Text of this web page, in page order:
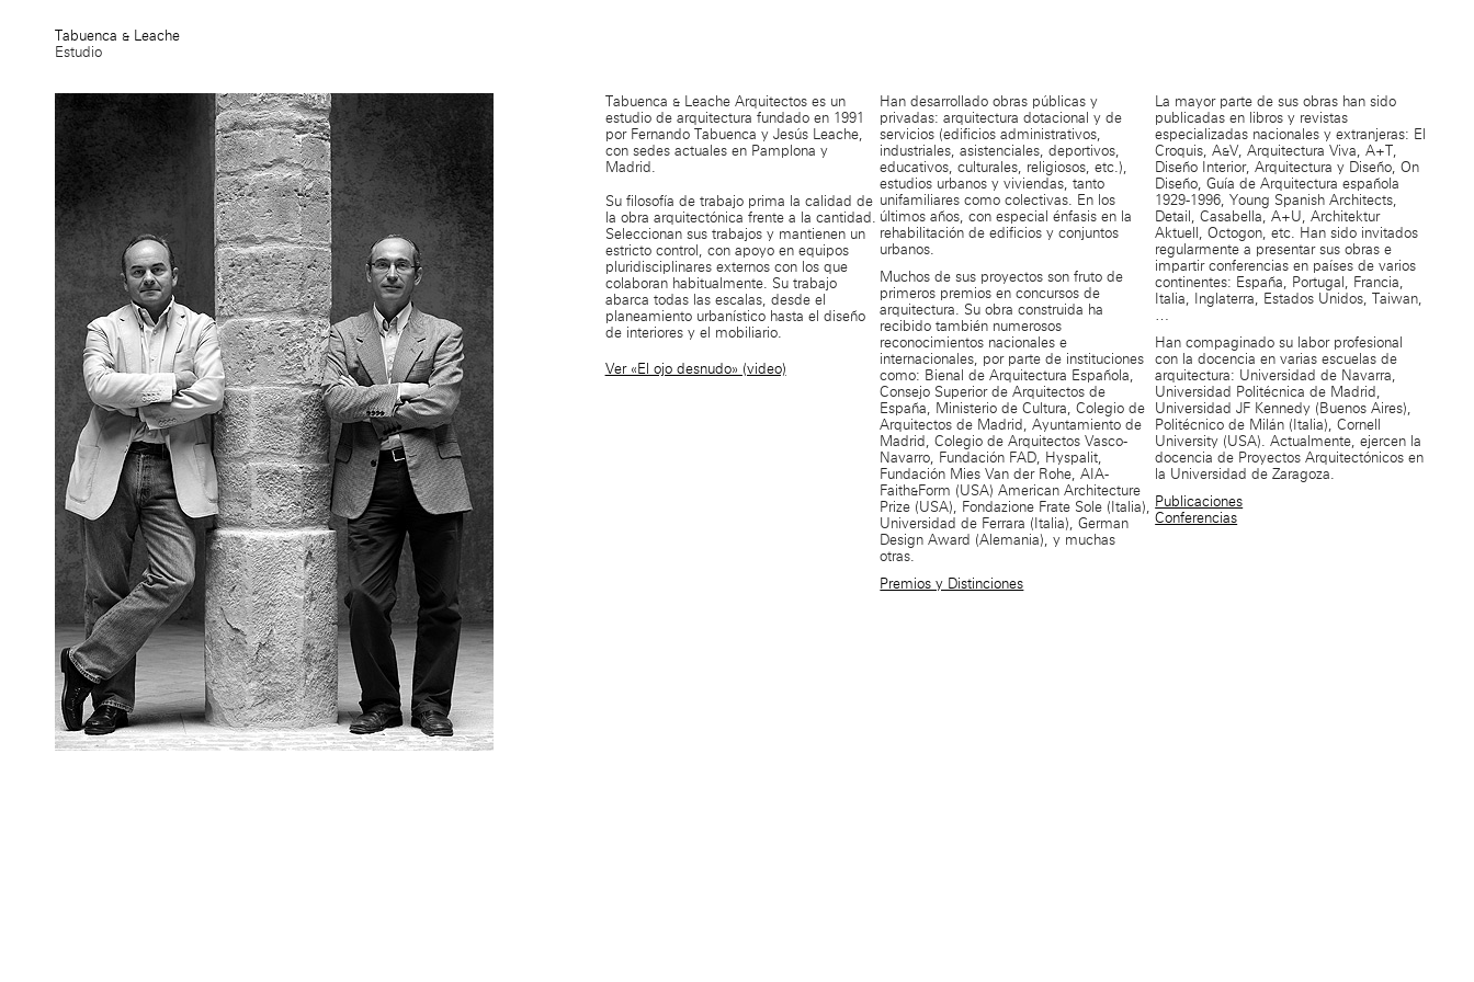
Tabuenca & Leache
Estudio
Tabuenca & Leache Arquitectos es un
estudio de arquitectura fundado en 1991
por Fernando Tabuenca y Jesús Leache,
con sedes actuales en Pamplona y
Madrid.
Su filosofía de trabajo prima la calidad de
la obra arquitectónica frente a la cantidad.
Seleccionan sus trabajos y mantienen un
estricto control, con apoyo en equipos
pluridisciplinares externos con los que
colaboran habitualmente. Su trabajo
abarca todas las escalas, desde el
planeamiento urbanístico hasta el diseño
de interiores y el mobiliario.
Ver «El ojo desnudo» (video)
Han desarrollado obras públicas y
privadas: arquitectura dotacional y de
servicios (edificios administrativos,
industriales, asistenciales, deportivos,
educativos, culturales, religiosos, etc.),
estudios urbanos y viviendas, tanto
unifamiliares como colectivas. En los
últimos años, con especial énfasis en la
rehabilitación de edificios y conjuntos
urbanos.
Muchos de sus proyectos son fruto de
primeros premios en concursos de
arquitectura. Su obra construida ha
recibido también numerosos
reconocimientos nacionales e
internacionales, por parte de instituciones
como: Bienal de Arquitectura Española,
Consejo Superior de Arquitectos de
España, Ministerio de Cultura, Colegio de
Arquitectos de Madrid, Ayuntamiento de
Madrid, Colegio de Arquitectos Vasco-
Navarro, Fundación FAD, Hyspalit,
Fundación Mies Van der Rohe, AIA-
Faith&Form (USA) American Architecture
Prize (USA), Fondazione Frate Sole (Italia),
Universidad de Ferrara (Italia), German
Design Award (Alemania), y muchas
otras.
Premios y Distinciones
La mayor parte de sus obras han sido
publicadas en libros y revistas
especializadas nacionales y extranjeras: El
Croquis, A&V, Arquitectura Viva, A+T,
Diseño Interior, Arquitectura y Diseño, On
Diseño, Guía de Arquitectura española
1929-1996, Young Spanish Architects,
Detail, Casabella, A+U, Architektur
Aktuell, Octogon, etc. Han sido invitados
regularmente a presentar sus obras e
impartir conferencias en países de varios
continentes: España, Portugal, Francia,
Italia, Inglaterra, Estados Unidos, Taiwan,
…
Han compaginado su labor profesional
con la docencia en varias escuelas de
arquitectura: Universidad de Navarra,
Universidad Politécnica de Madrid,
Universidad JF Kennedy (Buenos Aires),
Politécnico de Milán (Italia), Cornell
University (USA). Actualmente, ejercen la
docencia de Proyectos Arquitectónicos en
la Universidad de Zaragoza.
Publicaciones
Conferencias